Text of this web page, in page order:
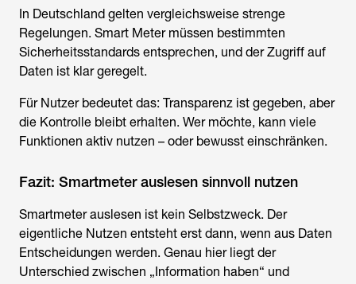
In Deutschland gelten vergleichsweise strenge
Regelungen. Smart Meter müssen bestimmten
Sicherheitsstandards entsprechen, und der Zugriff auf
Daten ist klar geregelt.
Für Nutzer bedeutet das: Transparenz ist gegeben, aber
die Kontrolle bleibt erhalten. Wer möchte, kann viele
Funktionen aktiv nutzen – oder bewusst einschränken.
Fazit: Smartmeter auslesen sinnvoll nutzen
Smartmeter auslesen ist kein Selbstzweck. Der
eigentliche Nutzen entsteht erst dann, wenn aus Daten
Entscheidungen werden. Genau hier liegt der
Unterschied zwischen „Information haben“ und